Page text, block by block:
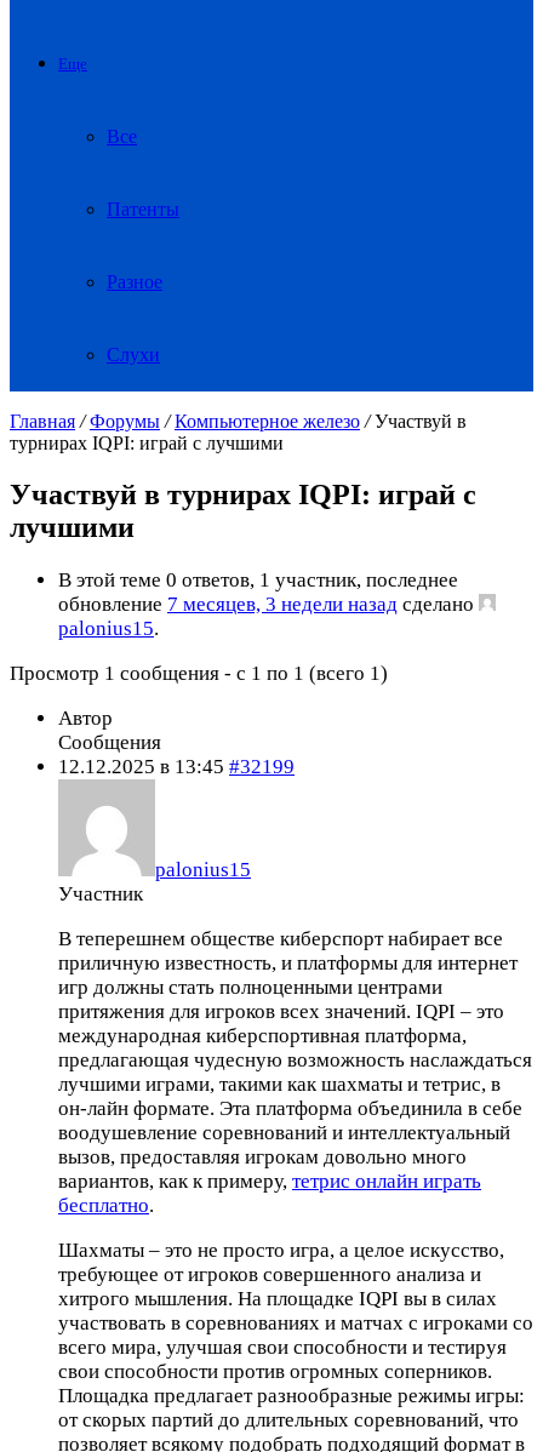
Еще
Все
Патенты
Разное
Слухи
Главная / Форумы / Компьютерное железо / Участвуй в
турнирах IQPI: играй с лучшими
Участвуй в турнирах IQPI: играй с
лучшими
В этой теме 0 ответов, 1 участник, последнее
обновление 7 месяцев, 3 недели назад сделано
palonius15.
Просмотр 1 сообщения - с 1 по 1 (всего 1)
Автор
Сообщения
12.12.2025 в 13:45 #32199
palonius15
Участник
В теперешнем обществе киберспорт набирает все
приличную известность, и платформы для интернет
игр должны стать полноценными центрами
притяжения для игроков всех значений. IQPI – это
международная киберспортивная платформа,
предлагающая чудесную возможность наслаждаться
лучшими играми, такими как шахматы и тетрис, в
он-лайн формате. Эта платформа объединила в себе
воодушевление соревнований и интеллектуальный
вызов, предоставляя игрокам довольно много
вариантов, как к примеру, тетрис онлайн играть
бесплатно.
Шахматы – это не просто игра, а целое искусство,
требующее от игроков совершенного анализа и
хитрого мышления. На площадке IQPI вы в силах
участвовать в соревнованиях и матчах с игроками со
всего мира, улучшая свои способности и тестируя
свои способности против огромных соперников.
Площадка предлагает разнообразные режимы игры:
от скорых партий до длительных соревнований, что
позволяет всякому подобрать подходящий формат в